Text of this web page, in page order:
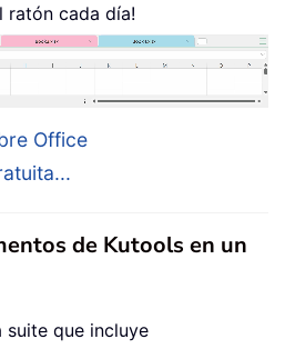
ratón cada día!
Office
de Kutools en un
suite que incluye